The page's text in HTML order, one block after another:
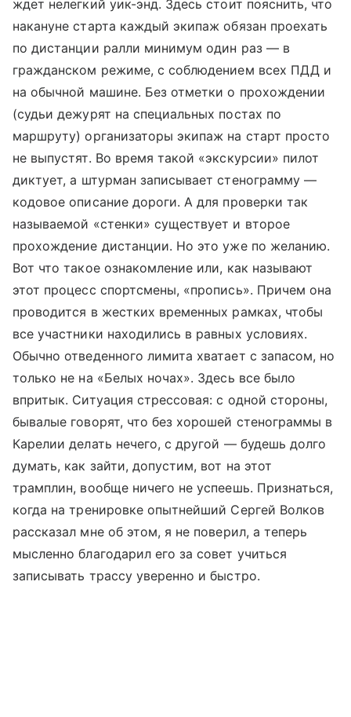
ждет нелегкий уик-энд. Здесь стоит пояснить, что
накануне старта каждый экипаж обязан проехать
по дистанции ралли минимум один раз — в
гражданском режиме, с соблюдением всех ПДД и
на обычной машине. Без отметки о прохождении
(судьи дежурят на специальных постах по
маршруту) организаторы экипаж на старт просто
не выпустят. Во время такой «экскурсии» пилот
диктует, а штурман записывает стенограмму —
кодовое описание дороги. А для проверки так
называемой «стенки» существует и второе
прохождение дистанции. Но это уже по желанию.
Вот что такое ознакомление или, как называют
этот процесс спортсмены, «пропись». Причем она
проводится в жестких временных рамках, чтобы
все участники находились в равных условиях.
Обычно отведенного лимита хватает с запасом, но
только не на «Белых ночах». Здесь все было
впритык. Ситуация стрессовая: с одной стороны,
бывалые говорят, что без хорошей стенограммы в
Карелии делать нечего, с другой — будешь долго
думать, как зайти, допустим, вот на этот
трамплин, вообще ничего не успеешь. Признаться,
когда на тренировке опытнейший Сергей Волков
рассказал мне об этом, я не поверил, а теперь
мысленно благодарил его за совет учиться
записывать трассу уверенно и быстро.